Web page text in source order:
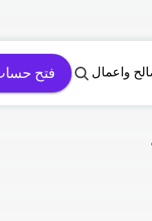
واعمال فتح